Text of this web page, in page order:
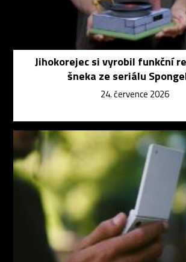
Jihokorejec si vyrobil funkční
šneka ze seriálu
24. července 2026